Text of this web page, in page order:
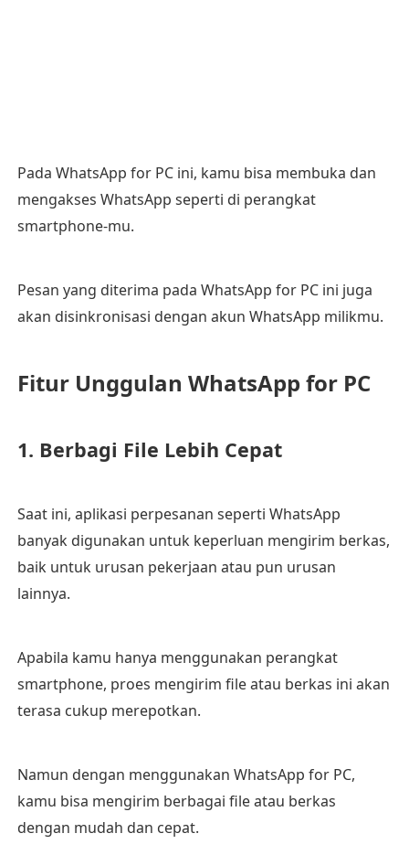
Pada WhatsApp for PC ini, kamu bisa membuka dan
mengakses WhatsApp seperti di perangkat
smartphone-mu.
Pesan yang diterima pada WhatsApp for PC ini juga
akan disinkronisasi dengan akun WhatsApp milikmu.
Fitur Unggulan WhatsApp for PC
1. Berbagi File Lebih Cepat
Saat ini, aplikasi perpesanan seperti WhatsApp
banyak digunakan untuk keperluan mengirim berkas,
baik untuk urusan pekerjaan atau pun urusan
lainnya.
Apabila kamu hanya menggunakan perangkat
smartphone, proes mengirim file atau berkas ini akan
terasa cukup merepotkan.
Namun dengan menggunakan WhatsApp for PC,
kamu bisa mengirim berbagai file atau berkas
dengan mudah dan cepat.